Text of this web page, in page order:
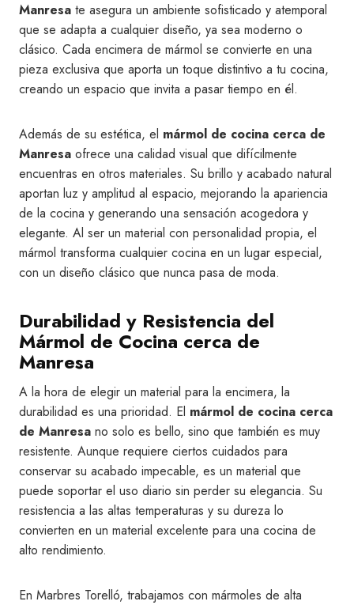
Manresa te asegura un ambiente sofisticado y atemporal
que se adapta a cualquier diseño, ya sea moderno o
clásico. Cada encimera de mármol se convierte en una
pieza exclusiva que aporta un toque distintivo a tu cocina,
creando un espacio que invita a pasar tiempo en él.
Además de su estética, el mármol de cocina cerca de
Manresa ofrece una calidad visual que difícilmente
encuentras en otros materiales. Su brillo y acabado natural
aportan luz y amplitud al espacio, mejorando la apariencia
de la cocina y generando una sensación acogedora y
elegante. Al ser un material con personalidad propia, el
mármol transforma cualquier cocina en un lugar especial,
con un diseño clásico que nunca pasa de moda.
Durabilidad y Resistencia del
Mármol de Cocina cerca de
Manresa
A la hora de elegir un material para la encimera, la
durabilidad es una prioridad. El mármol de cocina cerca
de Manresa no solo es bello, sino que también es muy
resistente. Aunque requiere ciertos cuidados para
conservar su acabado impecable, es un material que
puede soportar el uso diario sin perder su elegancia. Su
resistencia a las altas temperaturas y su dureza lo
convierten en un material excelente para una cocina de
alto rendimiento.
En Marbres Torelló, trabajamos con mármoles de alta